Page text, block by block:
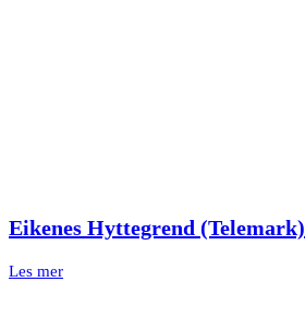
Eikenes Hyttegrend (Telemark)
Les mer